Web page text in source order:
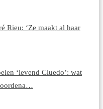
Rieu: ‘Ze maakt al haar
‘levend Cluedo’: wat